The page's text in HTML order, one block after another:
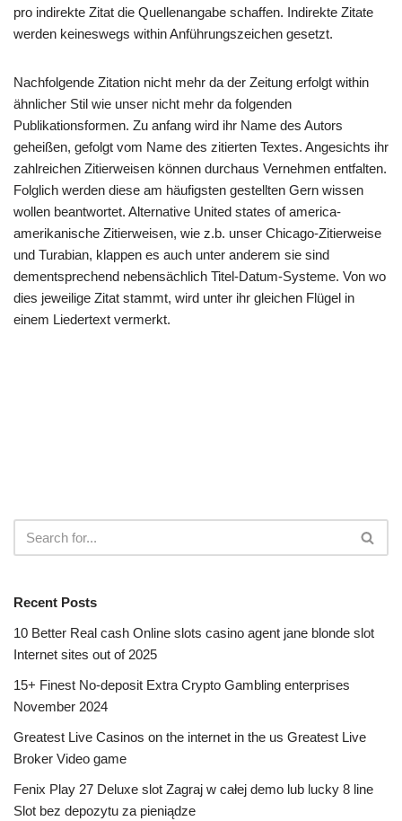
pro indirekte Zitat die Quellenangabe schaffen. Indirekte Zitate
werden keineswegs within Anführungszeichen gesetzt.
Nachfolgende Zitation nicht mehr da der Zeitung erfolgt within
ähnlicher Stil wie unser nicht mehr da folgenden
Publikationsformen. Zu anfang wird ihr Name des Autors
geheißen, gefolgt vom Name des zitierten Textes. Angesichts ihr
zahlreichen Zitierweisen können durchaus Vernehmen entfalten.
Folglich werden diese am häufigsten gestellten Gern wissen
wollen beantwortet. Alternative United states of america-
amerikanische Zitierweisen, wie z.b. unser Chicago-Zitierweise
und Turabian, klappen es auch unter anderem sie sind
dementsprechend nebensächlich Titel-Datum-Systeme. Von wo
dies jeweilige Zitat stammt, wird unter ihr gleichen Flügel in
einem Liedertext vermerkt.
Recent Posts
10 Better Real cash Online slots casino agent jane blonde slot
Internet sites out of 2025
15+ Finest No-deposit Extra Crypto Gambling enterprises
November 2024
Greatest Live Casinos on the internet in the us Greatest Live
Broker Video game
Fenix Play 27 Deluxe slot Zagraj w całej demo lub lucky 8 line
Slot bez depozytu za pieniądze